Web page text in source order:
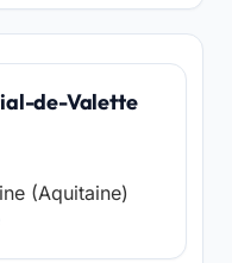
de-Valette
(Aquitaine)